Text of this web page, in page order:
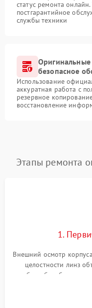
статус ремонта
постгарантийное
службы техники
безопасное
Использование
аккуратная работа с
резервное
восстановление
Этапы ремонта
1.
Внешний осмотр
целостности линз
работы барабанчиков
параллакса и